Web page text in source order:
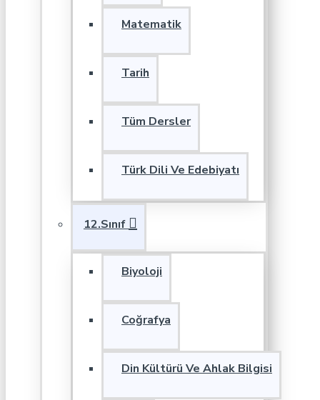
Matematik
Tarih
Tüm Dersler
Türk Dili Ve Edebiyatı
12.Sınıf
Biyoloji
Coğrafya
Din Kültürü Ve Ahlak Bilgisi